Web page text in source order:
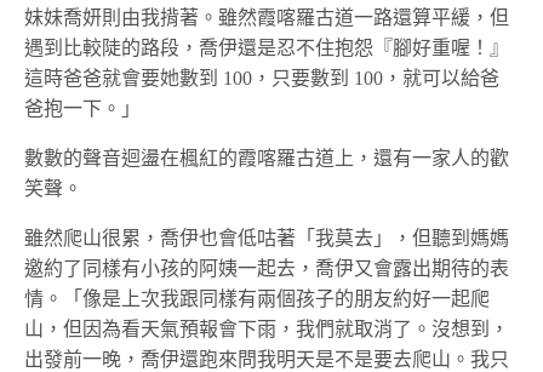
妹妹喬妍則由我揹著。雖然霞喀羅古道一路還算平緩，但
遇到比較陡的路段，喬伊還是忍不住抱怨『腳好重喔！』
這時爸爸就會要她數到 100，只要數到 100，就可以給爸
爸抱一下。」
數數的聲音迴盪在楓紅的霞喀羅古道上，還有一家人的歡
笑聲。
雖然爬山很累，喬伊也會低咕著「我莫去」，但聽到媽媽
邀約了同樣有小孩的阿姨一起去，喬伊又會露出期待的表
情。「像是上次我跟同樣有兩個孩子的朋友約好一起爬
山，但因為看天氣預報會下雨，我們就取消了。沒想到，
出發前一晚，喬伊還跑來問我明天是不是要去爬山。我只